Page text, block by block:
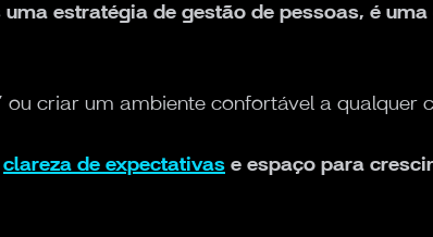
estratégia de gestão de pessoas, é
criar um ambiente confortável a qualquer
clareza de expectativas e espaço para